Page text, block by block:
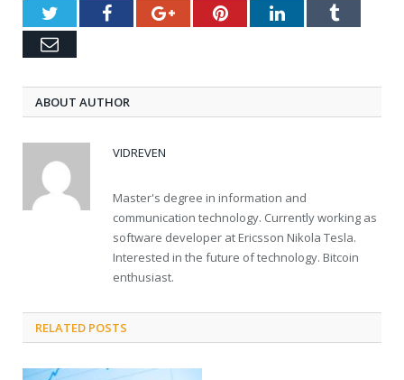
TwitterFacebookGoogle+PinterestLinkedInTumblr
Email
ABOUT AUTHOR
VIDREVEN
Master's degree in information and
communication technology. Currently working as
software developer at Ericsson Nikola Tesla.
Interested in the future of technology. Bitcoin
enthusiast.
RELATED POSTS